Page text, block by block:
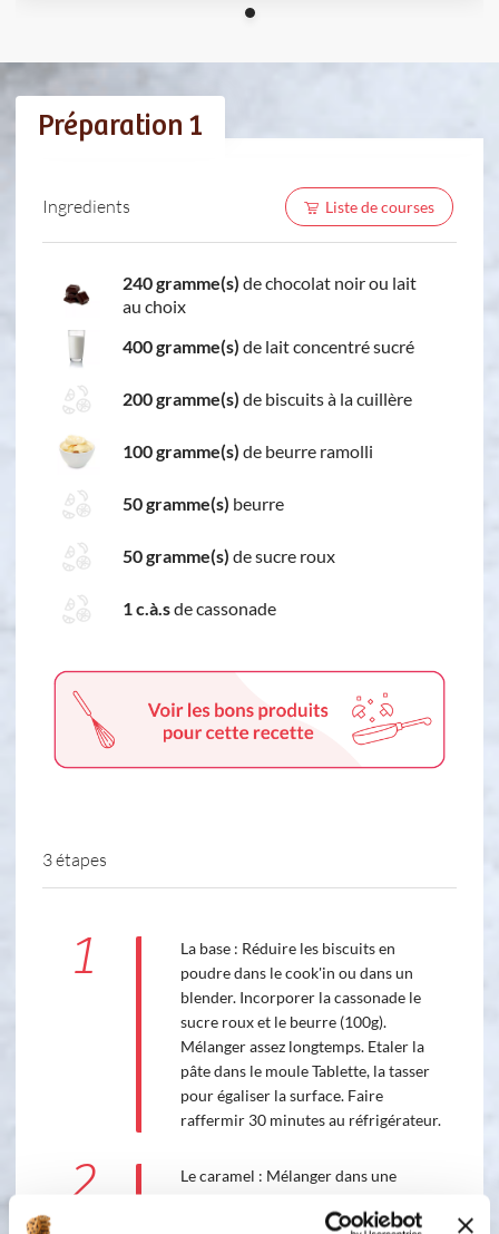
Préparation 1
Ingredients Liste de courses
240 gramme(s) de chocolat noir ou lait
au choix
400 gramme(s) de lait concentré sucré
200 gramme(s) de biscuits à la cuillère
100 gramme(s) de beurre ramolli
50 gramme(s) beurre
50 gramme(s) de sucre roux
1 c.à.sde cassonade
3 étapes
1
La base : Réduire les biscuits en
poudre dans le cook'in ou dans un
blender. Incorporer la cassonade le
sucre roux et le beurre (100g).
Mélanger assez longtemps. Etaler la
pâte dans le moule Tablette, la tasser
pour égaliser la surface. Faire
raffermir 30 minutes au réfrigérateur.
2
Le caramel : Mélanger dans une
beurre (50g), laisser fondre le beurre